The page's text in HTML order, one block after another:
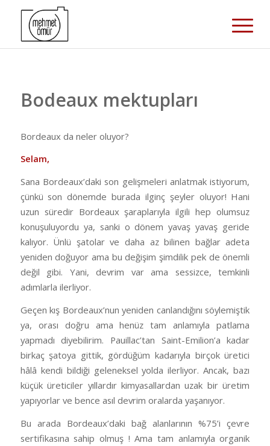
Bodeaux mektupları
Bordeaux da neler oluyor?
Selam,
Sana Bordeaux’daki son gelişmeleri anlatmak istiyorum,
çünkü son dönemde burada ilginç şeyler oluyor! Hani
uzun süredir Bordeaux şaraplarıyla ilgili hep olumsuz
konuşuluyordu ya, sanki o dönem yavaş yavaş geride
kalıyor. Ünlü şatolar ve daha az bilinen bağlar adeta
yeniden doğuyor ama bu değişim şimdilik pek de önemli
değil gibi. Yani, devrim var ama sessizce, temkinli
adımlarla ilerliyor.
Geçen kış Bordeaux’nun yeniden canlandığını söylemiştik
ya, orası doğru ama henüz tam anlamıyla patlama
yapmadı diyebilirim. Pauillac’tan Saint-Emilion’a kadar
birkaç şatoya gittik, gördüğüm kadarıyla birçok üretici
hâlâ kendi bildiği geleneksel yolda ilerliyor. Ancak, bazı
küçük üreticiler yıllardır kimyasallardan uzak bir üretim
yapıyorlar ve bence asıl devrim oralarda yaşanıyor.
Bu arada Bordeaux’daki bağ alanlarının %75’i çevre
sertifikasına sahip olmuş ! Ama tam anlamıyla organik